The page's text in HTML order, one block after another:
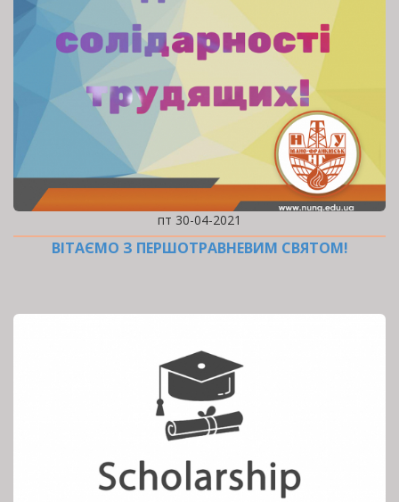
пт 30-04-2021
ВІТАЄМО З ПЕРШОТРАВНЕВИМ СВЯТОМ!